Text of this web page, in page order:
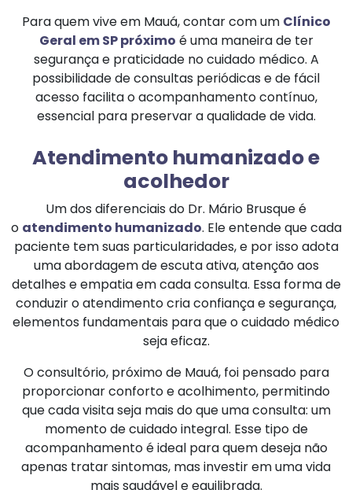
Para quem vive em Mauá, contar com um Clínico
Geral em SP próximo é uma maneira de ter
segurança e praticidade no cuidado médico. A
possibilidade de consultas periódicas e de fácil
acesso facilita o acompanhamento contínuo,
essencial para preservar a qualidade de vida.
Atendimento humanizado e
acolhedor
Um dos diferenciais do Dr. Mário Brusque é
o atendimento humanizado. Ele entende que cada
paciente tem suas particularidades, e por isso adota
uma abordagem de escuta ativa, atenção aos
detalhes e empatia em cada consulta. Essa forma de
conduzir o atendimento cria confiança e segurança,
elementos fundamentais para que o cuidado médico
seja eficaz.
O consultório, próximo de Mauá, foi pensado para
proporcionar conforto e acolhimento, permitindo
que cada visita seja mais do que uma consulta: um
momento de cuidado integral. Esse tipo de
acompanhamento é ideal para quem deseja não
apenas tratar sintomas, mas investir em uma vida
mais saudável e equilibrada.